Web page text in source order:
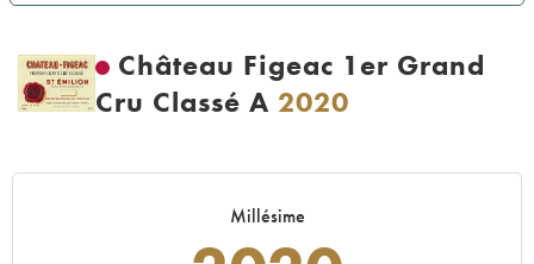
Château Figeac 1er Grand
Cru Classé A 2020
Millésime